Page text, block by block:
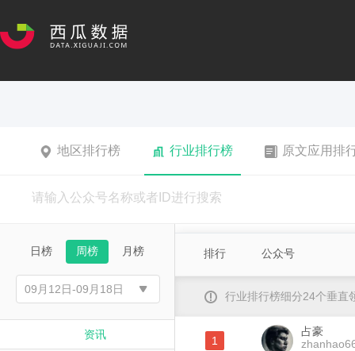
地区排行榜 行业排行榜 原文应用排
日榜 周榜 月榜
资讯
排行 公众号
行业排行榜细分24个垂直
1
占豪